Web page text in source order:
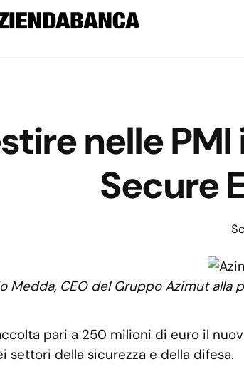
nelle
Secure
Medda, CEO del Gruppo Azimut
pari a 250 milioni di euro il
settori della sicurezza e della difesa.